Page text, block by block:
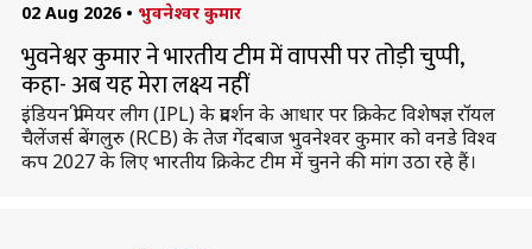
02 Aug 2026 • भुवनेश्वर कुमार
भुवनेश्वर कुमार ने भारतीय टीम में वापसी पर तोड़ी चुप्पी,
कहा- अब यह मेरा लक्ष्य नहीं
इंडियन प्रीमियर लीग (IPL) के प्रदर्शन के आधार पर क्रिकेट विशेषज्ञ रॉयल
चैलेंजर्स बेंगलुरु (RCB) के तेज गेंदबाज भुवनेश्वर कुमार को वनडे विश्व
कप 2027 के लिए भारतीय क्रिकेट टीम में चुनने की मांग उठा रहे हैं।